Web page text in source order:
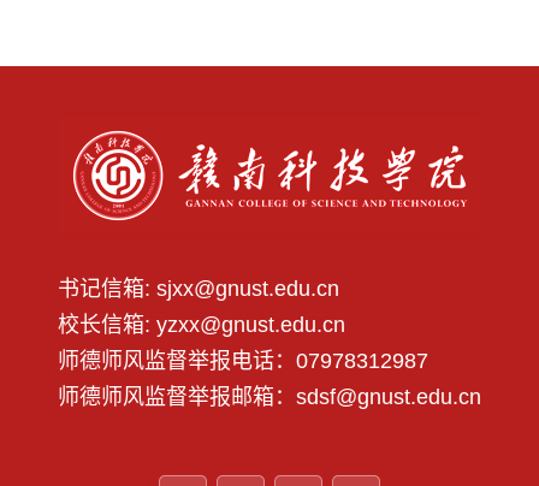
书记信箱: sjxx@gnust.edu.cn
校长信箱: yzxx@gnust.edu.cn
师德师风监督举报电话：07978312987
师德师风监督举报邮箱：sdsf@gnust.edu.cn